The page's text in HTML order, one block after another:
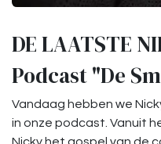
DE LAATSTE
Podcast "De
Vandaag hebben we
in onze podcast. Vanuit